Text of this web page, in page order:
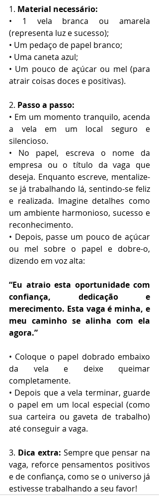
1. Material necessário:
• 1 vela branca ou amarela
(representa luz e sucesso);
• Um pedaço de papel branco;
• Uma caneta azul;
• Um pouco de açúcar ou mel (para
atrair coisas doces e positivas).
2. Passo a passo:
• Em um momento tranquilo, acenda
a vela em um local seguro e
silencioso.
• No papel, escreva o nome da
empresa ou o título da vaga que
deseja. Enquanto escreve, mentalize-
se já trabalhando lá, sentindo-se feliz
e realizada. Imagine detalhes como
um ambiente harmonioso, sucesso e
reconhecimento.
• Depois, passe um pouco de açúcar
ou mel sobre o papel e dobre-o,
dizendo em voz alta:
“Eu atraio esta oportunidade com
confiança, dedicação e
merecimento. Esta vaga é minha, e
meu caminho se alinha com ela
agora.”
• Coloque o papel dobrado embaixo
da vela e deixe queimar
completamente.
• Depois que a vela terminar, guarde
o papel em um local especial (como
sua carteira ou gaveta de trabalho)
até conseguir a vaga.
3. Dica extra: Sempre que pensar na
vaga, reforce pensamentos positivos
e de confiança, como se o universo já
estivesse trabalhando a seu favor!